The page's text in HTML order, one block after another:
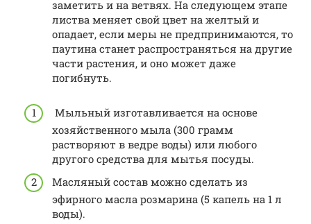
заметить и на ветвях. На следующем этапе
листва меняет свой цвет на желтый и
опадает, если меры не предпринимаются, то
паутина станет распространяться на другие
части растения, и оно может даже
погибнуть.
Мыльный изготавливается на основе
хозяйственного мыла (300 грамм
растворяют в ведре воды) или любого
другого средства для мытья посуды.
Масляный состав можно сделать из
эфирного масла розмарина (5 капель на 1 л
воды).